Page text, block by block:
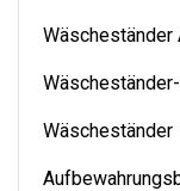
Wäscheständer